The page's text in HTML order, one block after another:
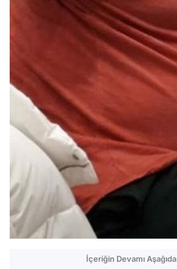
İçeriğin Devamı Aşağıda